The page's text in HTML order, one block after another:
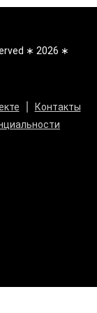
∗ 2026 ∗
Контакты